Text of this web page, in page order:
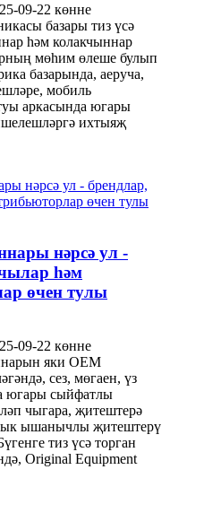
09-22 көнне
базары тиз үсә
һәм колакчыннар
мөһим өлеше булып
базарында, аеруча,
мобиль
аркасында югары
ихтыяҗ
нәрсә ул -
һәм
өчен тулы
09-22 көнне
яки OEM
сез, мөгаен, үз
югары сыйфатлы
чыгара, җитештерә
ышанычлы җитештерү
тиз үсә торган
Original Equipment